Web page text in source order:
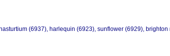
(6937), harlequin (6923), sunflower (6929),